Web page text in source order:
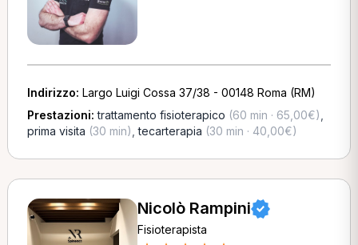
Indirizzo: Largo Luigi Cossa 37/38 - 00148 Roma (RM)
Prestazioni:trattamento fisioterapico (60 min · 65,00€)
prima visita (30 min) ,tecarterapia (30 min · 40,00€)
Nicolò Rampini
Fisioterapista